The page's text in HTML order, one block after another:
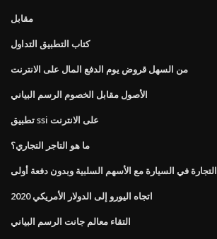
مقابل
كتاب التطبيق التداول
من السهل قروض يوم الدفع المال على الانترنت
الأصول مقابل الخصوم الرسم البياني
تطبيق ssi على الانترنت
ما هو التاجر التجاري؟
التجارة في السيارة مع الأسهم السلبية وبدون دفعة أولى
اتجاه اليورو إلى الدولار الأمريكي 2020
التقاء معالم جانت الرسم البياني